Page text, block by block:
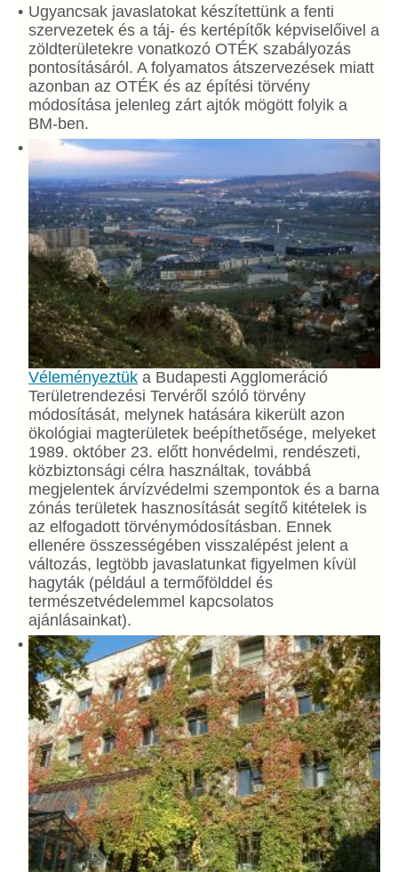
Ugyancsak javaslatokat készítettünk a fenti
szervezetek és a táj- és kertépítők képviselőivel a
zöldterületekre vonatkozó OTÉK szabályozás
pontosításáról. A folyamatos átszervezések miatt
azonban az OTÉK és az építési törvény
módosítása jelenleg zárt ajtók mögött folyik a
BM-ben.
Véleményeztük a Budapesti Agglomeráció
Területrendezési Tervéről szóló törvény
módosítását, melynek hatására kikerült azon
ökológiai magterületek beépíthetősége, melyeket
1989. október 23. előtt honvédelmi, rendészeti,
közbiztonsági célra használtak, továbbá
megjelentek árvízvédelmi szempontok és a barna
zónás területek hasznosítását segítő kitételek is
az elfogadott törvénymódosításban. Ennek
ellenére összességében visszalépést jelent a
változás, legtöbb javaslatunkat figyelmen kívül
hagyták (például a termőfölddel és
természetvédelemmel kapcsolatos
ajánlásainkat).